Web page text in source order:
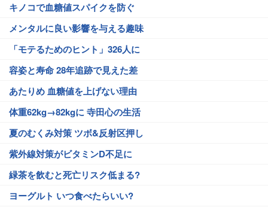
キノコで血糖値スパイクを防ぐ
メンタルに良い影響を与える趣味
「モテるためのヒント」326人に
容姿と寿命 28年追跡で見えた差
あたりめ 血糖値を上げない理由
体重62kg→82kgに 寺田心の生活
夏のむくみ対策 ツボ&反射区押し
紫外線対策がビタミンD不足に
緑茶を飲むと死亡リスク低まる?
ヨーグルト いつ食べたらいい?